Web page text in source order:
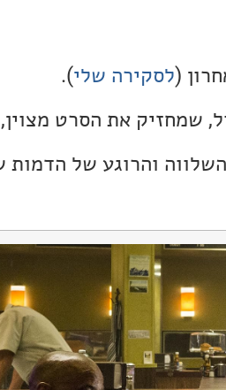
(לסקירה שלי).
שמחזיק את הסרט
והרוגע של הדמות